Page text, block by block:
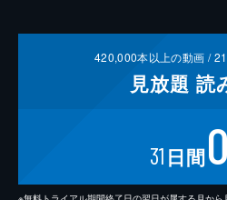
420,000本以上の動画 /
見放題 読
31 日間0